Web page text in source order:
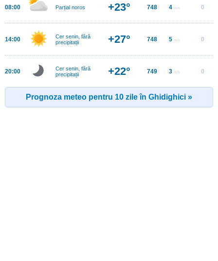
08:00 Parțial noros +23° 748 4 m/s 0
14:00
Cer senin, fără
precipitații
+27° 748 5 m/s 0
20:00
Cer senin, fără
precipitații
+22° 749 3 m/s 0
Prognoza meteo pentru 10 zile în Ghidighici »